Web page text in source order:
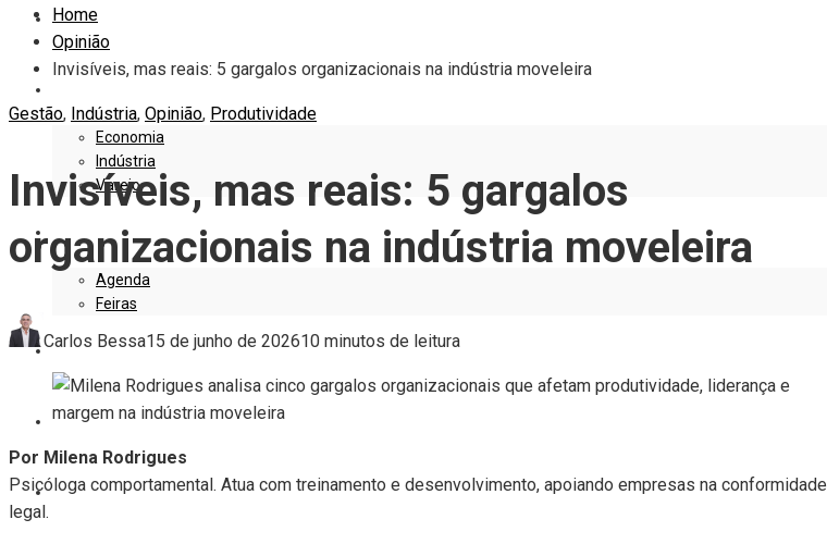
EDITORIAL
Economia
Indústria
Varejo
Agenda
Feiras
DESIGN
MARKETING
VITRINE
Home
Opinião
Invisíveis, mas reais: 5 gargalos organizacionais na indústria moveleira
Gestão, Indústria, Opinião, Produtividade
Invisíveis, mas reais: 5 gargalos
organizacionais na indústria moveleira
Carlos Bessa15 de junho de 202610 minutos de leitura
Por Milena Rodrigues
Psicóloga comportamental. Atua com treinamento e desenvolvimento, apoiando empresas na conformidade
legal.